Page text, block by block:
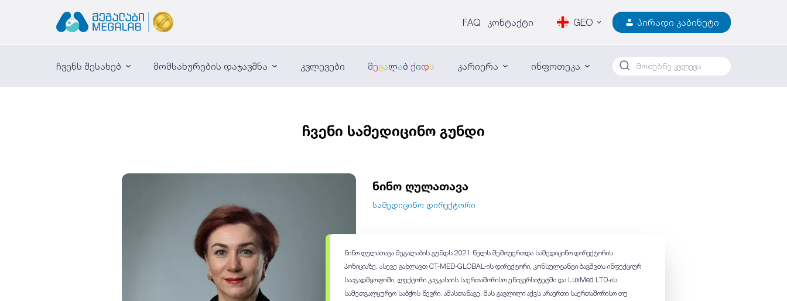
FAQ კონტაქტი GEO პირადი კაბინეტი
ჩვენს შესახებ მომსახურების დაჯავშნა კვლევები მეგალაბ ქიდს კარიერა ინფოთეკა
ჩვენი სამედიცინო გუნდი
ნინო ღულათავა
სამედიცინო დირექტორი
ნინო ღულათავა მეგალაბის გუნდს 2021 წელს შემოუერთდა სამედიცინო დირექტორის
პოზიციაზე. ასევე გახლავთ CT-MED-GLOBAL-ის დირექტორი, კონსულტანტი ბავშვთა ინფექციურ
საავადმყოფოში, ლექტორი კავკასიის საერთაშორისო უნივერსიტეტში და LuxMed LTD-ის
სამეთვალყურეო საბჭოს წევრი. ამასთანავე, მას გავლილი აქვს არაერთი საერთაშორისო თუ